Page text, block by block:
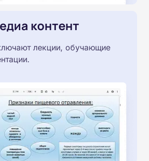
контент
лекции, обучающие